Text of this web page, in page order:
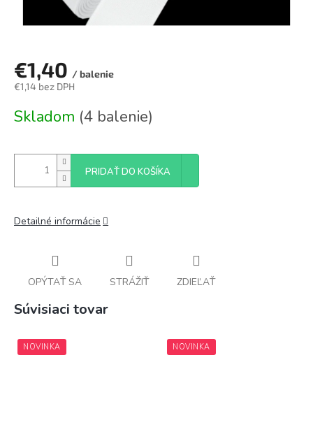
€1,40 / balenie
€1,14 bez DPH
cena:
Skladom (4 balenie)
PRIDAŤ DO KOŠÍKA
Detailné informácie
OPÝTAŤ SA STRÁŽIŤ ZDIEĽAŤ
Súvisiaci tovar
NOVINKA NOVINKA